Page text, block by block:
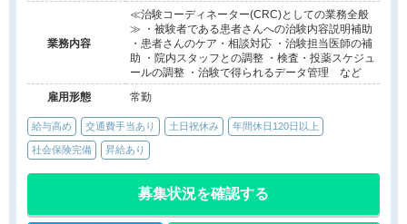
業務内容
≪治験コーディネーター(CRC)としての業務全般
≫ ・被験者である患者さんへの治験内容説明補助
・患者さんのケア・相談対応 ・治験担当医師の補
助 ・院内スタッフとの調整 ・検査・投薬スケジュ
ールの調整 ・治験で得られるデータ管理 など
雇用形態
常勤
給与高め 交通費手当あり 土日祝休み 年間休日120日以上
社会保険完備 昇給あり
募集状況を確認する